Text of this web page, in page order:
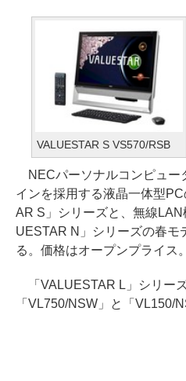
VALUESTAR S VS570/RSB
NECパーソナルコンピュー
インを採用する液晶一体型
AR S」シリーズと、無線
UESTAR N」シリーズの春モ
る。価格はオープンプライス。
「VALUESTAR L」シリー
「VL750/NSW」と「VL150/